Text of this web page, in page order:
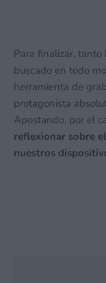
Para finalizar,
buscado en todo
herramienta de
protagonista
Apostando, por el
reflexionar sobre
nuestros